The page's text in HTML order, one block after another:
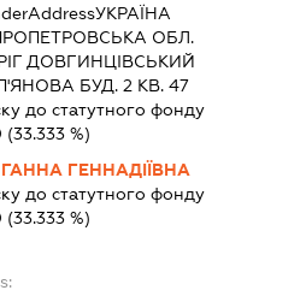
УКРАЇНА
ОБЛ.
ДОВГИНЦІВСЬКИЙ
БУД. 2 КВ. 47
до статутного фонду
(33.333 %)
ГЕННАДІЇВНА
до статутного фонду
(33.333 %)